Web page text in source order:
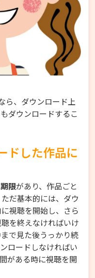
ら、ダウンロード上
ダウンロードするこ
ドした作品に
限があり、作品ごと
だ基本的には、ダウ
に視聴を開始し、さら
を終えなければいけ
で見た後うっかり続
ロードしなければい
がある時に視聴を開